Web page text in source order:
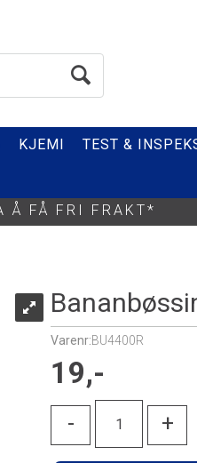
KJEMI TEST &
Å FÅ FRI FRAKT*
Varenr:BU4400R
19,-
- +